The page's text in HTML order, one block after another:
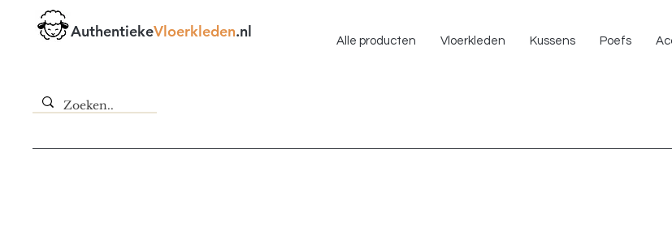
AuthentiekeVloerkleden.nl
Alle producten Vloerkleden Kussens Poefs